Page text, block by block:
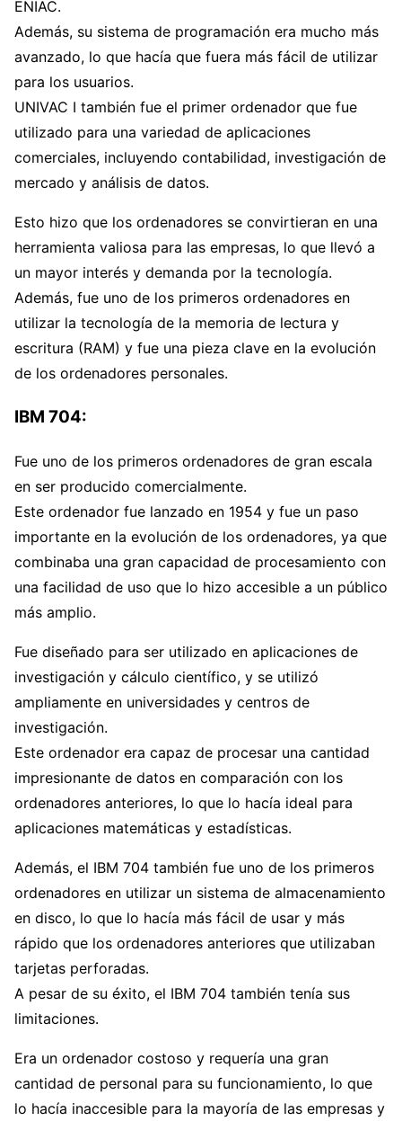
ENIAC.
Además, su sistema de programación era mucho más
avanzado, lo que hacía que fuera más fácil de utilizar
para los usuarios.
UNIVAC I también fue el primer ordenador que fue
utilizado para una variedad de aplicaciones
comerciales, incluyendo contabilidad, investigación de
mercado y análisis de datos.
Esto hizo que los ordenadores se convirtieran en una
herramienta valiosa para las empresas, lo que llevó a
un mayor interés y demanda por la tecnología.
Además, fue uno de los primeros ordenadores en
utilizar la tecnología de la memoria de lectura y
escritura (RAM) y fue una pieza clave en la evolución
de los ordenadores personales.
IBM 704:
Fue uno de los primeros ordenadores de gran escala
en ser producido comercialmente.
Este ordenador fue lanzado en 1954 y fue un paso
importante en la evolución de los ordenadores, ya que
combinaba una gran capacidad de procesamiento con
una facilidad de uso que lo hizo accesible a un público
más amplio.
Fue diseñado para ser utilizado en aplicaciones de
investigación y cálculo científico, y se utilizó
ampliamente en universidades y centros de
investigación.
Este ordenador era capaz de procesar una cantidad
impresionante de datos en comparación con los
ordenadores anteriores, lo que lo hacía ideal para
aplicaciones matemáticas y estadísticas.
Además, el IBM 704 también fue uno de los primeros
ordenadores en utilizar un sistema de almacenamiento
en disco, lo que lo hacía más fácil de usar y más
rápido que los ordenadores anteriores que utilizaban
tarjetas perforadas.
A pesar de su éxito, el IBM 704 también tenía sus
limitaciones.
Era un ordenador costoso y requería una gran
cantidad de personal para su funcionamiento, lo que
lo hacía inaccesible para la mayoría de las empresas y